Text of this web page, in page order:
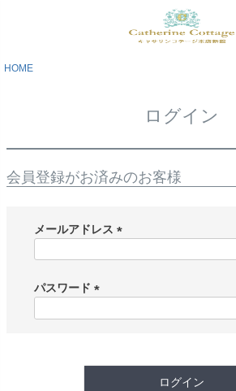
HOME
ログイン
会員登録がお済みのお客様
メールアドレス
)
パスワード
ログイン